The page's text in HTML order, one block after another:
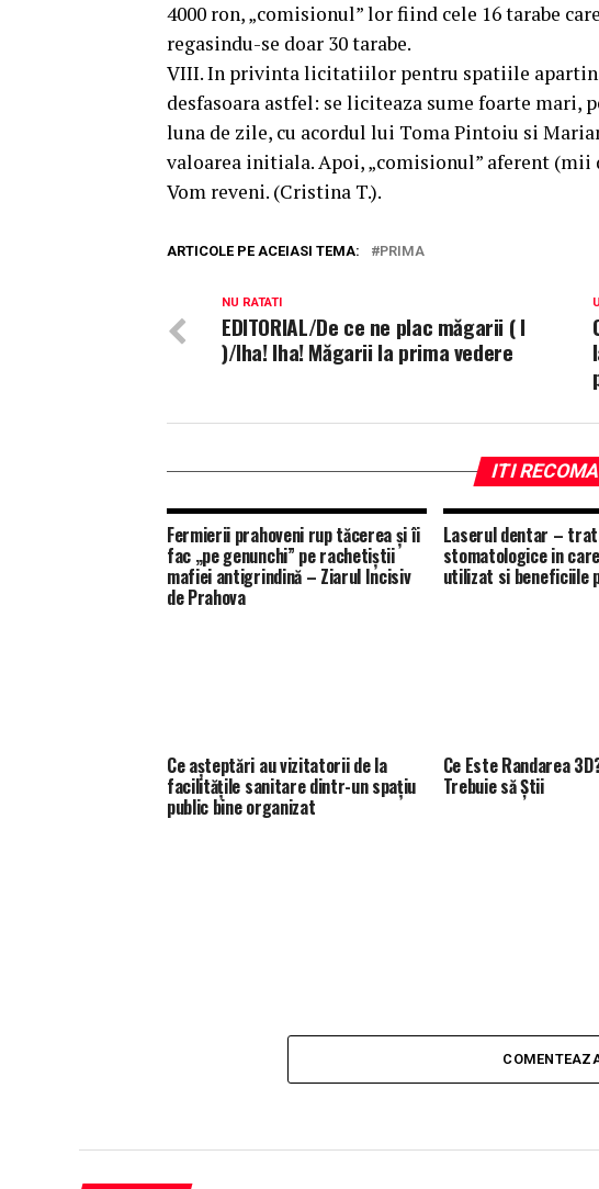
4000 ron, „comisionul” lor fiind cele 16 tarabe
regasindu-se doar 30 tarabe.
VIII. In privinta licitatiilor pentru spatiile
desfasoara astfel: se liciteaza sume foarte mari,
luna de zile, cu acordul lui Toma Pintoiu si
valoarea initiala. Apoi, „comisionul” aferent
Vom reveni. (Cristina T.).
ARTICOLE PE ACEIASI TEMA: PRIMA
NU RATATI
EDITORIAL/De ce ne plac măgarii ( I
)/Iha! Iha! Măgarii la prima vedere
ITI
Fermierii prahoveni rup tăcerea și îi
fac „pe genunchi” pe rachetiștii
mafiei antigrindină – Ziarul Incisiv
de Prahova
Laserul dentar –
stomatologice in
utilizat si beneficiile
Ce așteptări au vizitatorii de la
facilitățile sanitare dintr-un spațiu
public bine organizat
Ce Este Randarea
Trebuie să Știi